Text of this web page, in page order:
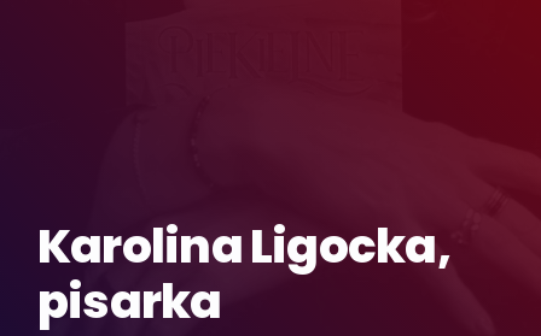
Karolina Ligocka,
pisarka